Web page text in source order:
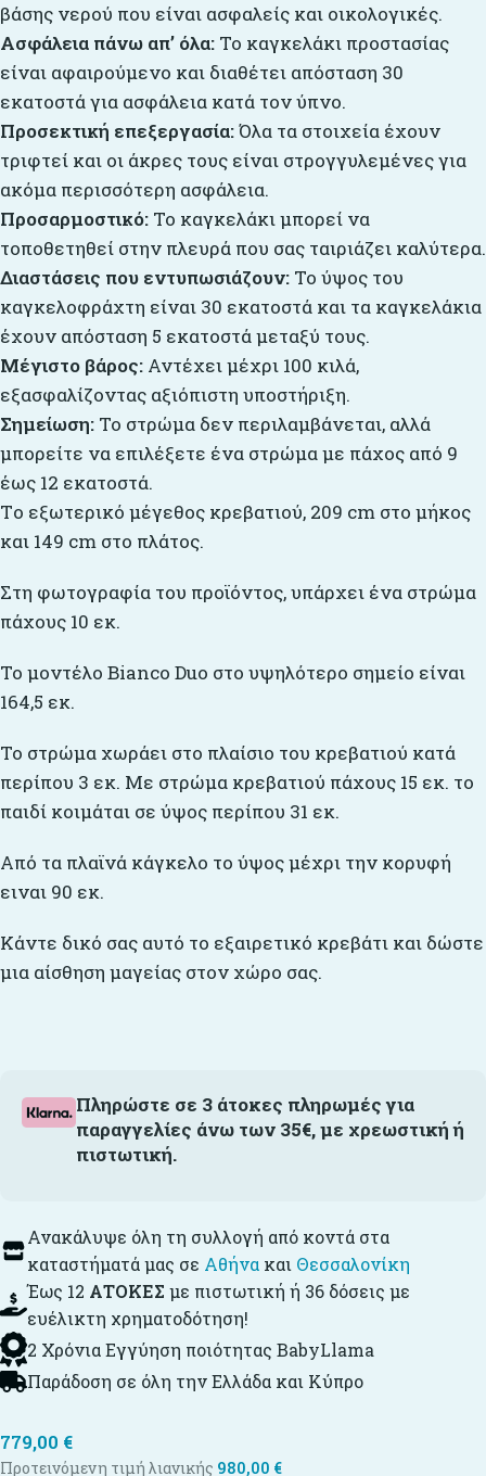
βάσης νερού που είναι ασφαλείς και οικολογικές.
Ασφάλεια πάνω απ’ όλα: Το καγκελάκι προστασίας
είναι αφαιρούμενο και διαθέτει απόσταση 30
εκατοστά για ασφάλεια κατά τον ύπνο.
Προσεκτική επεξεργασία:Όλα τα στοιχεία έχουν
τριφτεί και οι άκρες τους είναι στρογγυλεμένες για
ακόμα περισσότερη ασφάλεια.
Προσαρμοστικό: Το καγκελάκι μπορεί να
τοποθετηθεί στην πλευρά που σας ταιριάζει καλύτερα.
Διαστάσεις που εντυπωσιάζουν: Το ύψος του
καγκελοφράχτη είναι 30 εκατοστά και τα καγκελάκια
έχουν απόσταση 5 εκατοστά μεταξύ τους.
Μέγιστο βάρος: Αντέχει μέχρι 100 κιλά,
εξασφαλίζοντας αξιόπιστη υποστήριξη.
Σημείωση: Το στρώμα δεν περιλαμβάνεται, αλλά
μπορείτε να επιλέξετε ένα στρώμα με πάχος από 9
έως 12 εκατοστά.
Tο εξωτερικό μέγεθος κρεβατιού, 209 cm στο μήκος
και 149 cm στο πλάτος.
Στη φωτογραφία του προϊόντος, υπάρχει ένα στρώμα
πάχους 10 εκ.
Το μοντέλο Bianco Duo στο υψηλότερο σημείο είναι
164,5 εκ.
Το στρώμα χωράει στο πλαίσιο του κρεβατιού κατά
περίπου 3 εκ. Με στρώμα κρεβατιού πάχους 15 εκ. το
παιδί κοιμάται σε ύψος περίπου 31 εκ.
Από τα πλαϊνά κάγκελο το ύψος μέχρι την κορυφή
ειναι 90 εκ.
Κάντε δικό σας αυτό το εξαιρετικό κρεβάτι και δώστε
μια αίσθηση μαγείας στον χώρο σας.
Πληρώστε σε 3 άτοκες πληρωμές για
παραγγελίες άνω των 35€, με χρεωστική ή
πιστωτική.
Ανακάλυψε όλη τη συλλογή από κοντά στα
καταστήματά μας σε Αθήνα και Θεσσαλονίκη
Έως 12 ΑΤΟΚΕΣ με πιστωτική ή 36 δόσεις με
ευέλικτη χρηματοδότηση!
2 Χρόνια Εγγύηση ποιότητας BabyLlama
Παράδοση σε όλη την Ελλάδα και Κύπρο
779,00 €
Προτεινόμενη τιμή λιανικής 980,00 €